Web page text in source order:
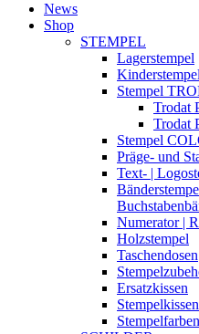
News
Shop
STEMPEL
Lagerstempel
Kinderstempel
Stempel
Trodat
Trodat
Stempel
Präge- und
Text- |
Numerator |
Holzstempel
Taschendosen
Ersatzkissen
Stempelkissen
Stempelfarben